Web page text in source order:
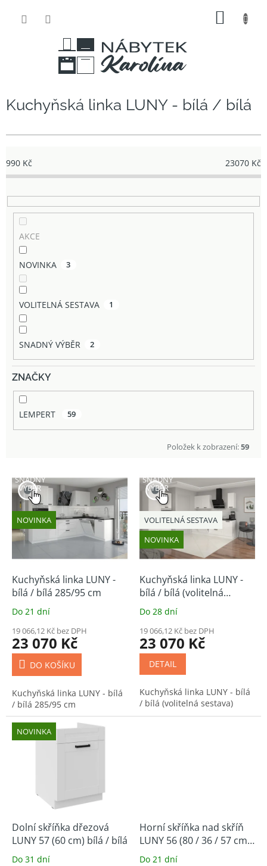
Kuchyňská linka LUNY - bílá / bílá
990 Kč 23070 Kč
AKCE
NOVINKA 3
VOLITELNÁ SESTAVA 1
SNADNÝ VÝBĚR 2
ZNAČKY
LEMPERT 59
Položek k zobrazení:59
V
p
NOVINKA
SNADNÝ
VÝBĚR
Kuchyňská linka LUNY -
bílá / bílá 285/95 cm
Do 21 dní
19 066,12 Kč bez DPH
23 070 Kč
DO KOŠÍKU
Kuchyňská linka LUNY - bílá
/ bílá 285/95 cm
NOVINKA
VOLITELNÁ SESTAVA
SNADNÝ
VÝBĚR
Kuchyňská linka LUNY -
bílá / bílá (volitelná
sestava)
Do 28 dní
19 066,12 Kč bez DPH
23 070 Kč
DETAIL
Kuchyňská linka LUNY - bílá
/ bílá (volitelná sestava)
NOVINKA
Dolní skříňka dřezová
LUNY 57 (60 cm) bílá / bílá
Do 31 dní
Horní skříňka nad skříň
LUNY 56 (80 / 36 / 57 cm)
bílá / bílá
Do 21 dní